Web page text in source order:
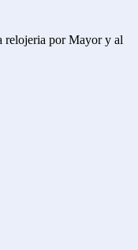
relojeria por Mayor y al